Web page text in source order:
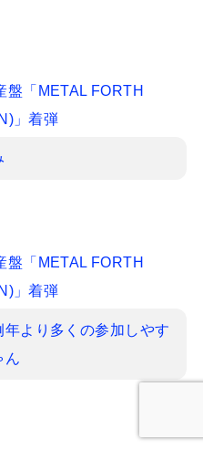
盤「METAL FORTH
」着弾
盤「METAL FORTH
」着弾
より多くの参加しやす
ん